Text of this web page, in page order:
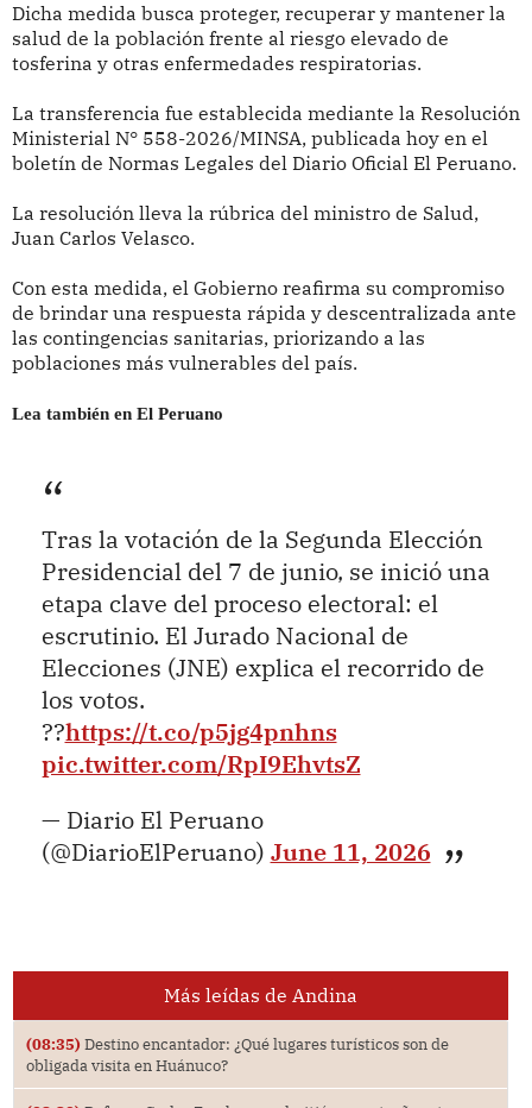
Dicha medida busca proteger, recuperar y mantener la
salud de la población frente al riesgo elevado de
tosferina y otras enfermedades respiratorias.
La transferencia fue establecida mediante la Resolución
Ministerial N° 558-2026/MINSA, publicada hoy en el
boletín de Normas Legales del Diario Oficial El Peruano.
La resolución lleva la rúbrica del ministro de Salud,
Juan Carlos Velasco.
Con esta medida, el Gobierno reafirma su compromiso
de brindar una respuesta rápida y descentralizada ante
las contingencias sanitarias, priorizando a las
poblaciones más vulnerables del país.
Lea también en El Peruano
Tras la votación de la Segunda Elección
Presidencial del 7 de junio, se inició una
etapa clave del proceso electoral: el
escrutinio. El Jurado Nacional de
Elecciones (JNE) explica el recorrido de
los votos.
??https://t.co/p5jg4pnhns
pic.twitter.com/RpI9EhvtsZ
— Diario El Peruano
(@DiarioElPeruano) June 11, 2026
Más leídas de Andina
(08:35) Destino encantador: ¿Qué lugares turísticos son de
obligada visita en Huánuco?